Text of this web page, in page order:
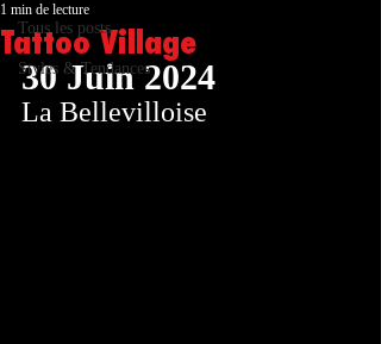
Tous les posts
Styles & Tendances
Tattoo Village
1 min de lecture
30 Juin 2024
La Bellevilloise